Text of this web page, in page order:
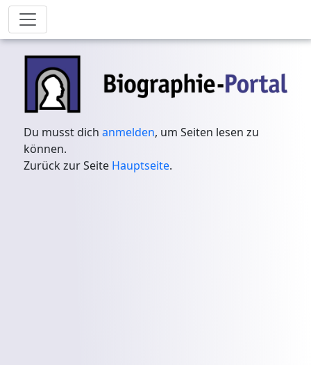
Du musst dichanmelden, um Seiten lesen zu
können.
Zurück zur Seite Hauptseite.